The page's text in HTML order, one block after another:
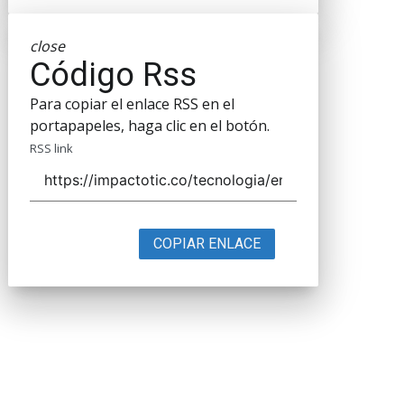
close
Código Rss
Para copiar el enlace RSS en el
portapapeles, haga clic en el botón.
RSS link
COPIAR ENLACE